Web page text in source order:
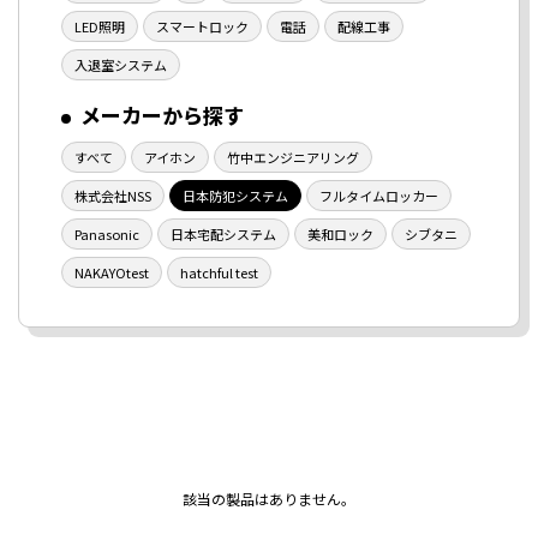
LED照明
スマートロック 電話
配線工事
入退室システム
メーカーから探す
すべて アイホン
竹中エンジニアリング
株式会社NSS
日本防犯システム
フルタイムロッカー
Panasonic
日本宅配システム 美和ロック
シブタニ
NAKAYOtest
hatchful test
該当の製品はありません。